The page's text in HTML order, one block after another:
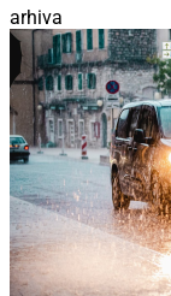
arhiva